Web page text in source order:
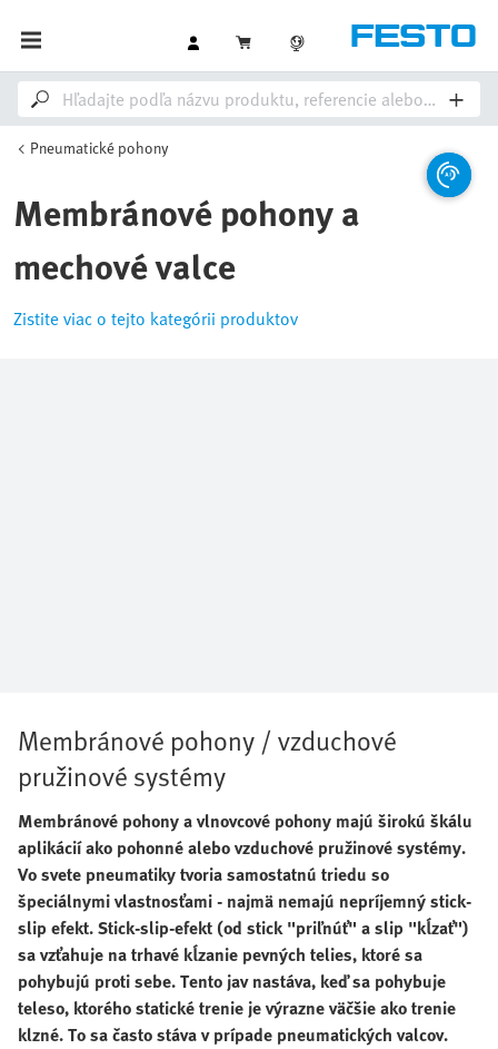
Pneumatické pohony
Membránové pohony a
mechové valce
Zistite viac o tejto kategórii produktov
Membránové pohony / vzduchové
pružinové systémy
Membránové pohony a vlnovcové pohony majú širokú škálu
aplikácií ako pohonné alebo vzduchové pružinové systémy.
Vo svete pneumatiky tvoria samostatnú triedu so
špeciálnymi vlastnosťami - najmä nemajú nepríjemný stick-
slip efekt. Stick-slip-efekt (od stick "priľnúť" a slip "kĺzať")
sa vzťahuje na trhavé kĺzanie pevných telies, ktoré sa
pohybujú proti sebe. Tento jav nastáva, keď sa pohybuje
teleso, ktorého statické trenie je výrazne väčšie ako trenie
klzné. To sa často stáva v prípade pneumatických valcov.